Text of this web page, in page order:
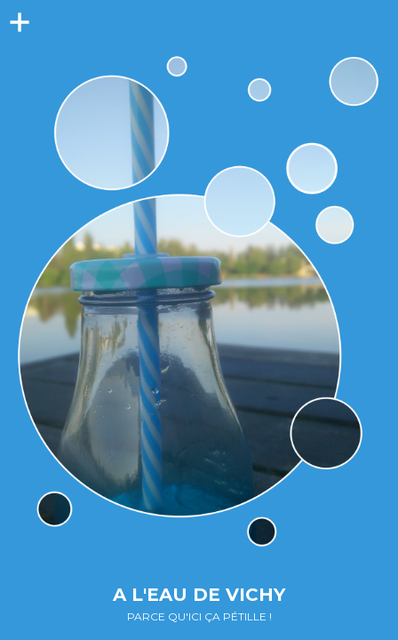
A L'EAU DE VICHY
PARCE QU'ICI ÇA PÉTILLE !